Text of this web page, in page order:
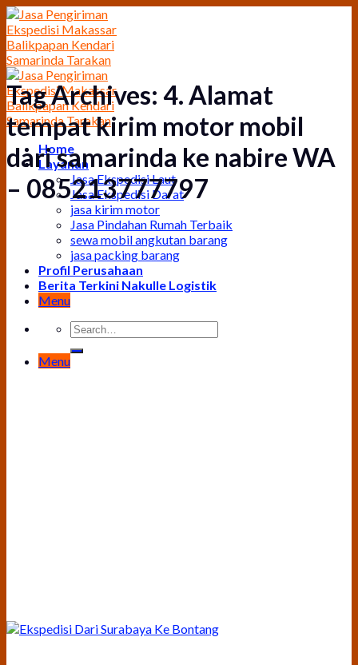
Skip
to
content
Home
Layanan
Jasa Ekspedisi Laut
Jasa Ekspedisi Darat
jasa kirim motor
Jasa Pindahan Rumah Terbaik
sewa mobil angkutan barang
jasa packing barang
Profil Perusahaan
Berita Terkini Nakulle Logistik
Menu
Menu
Tag Archives: 4. Alamat
tempat kirim motor mobil
dari samarinda ke nabire WA
– 085213777797